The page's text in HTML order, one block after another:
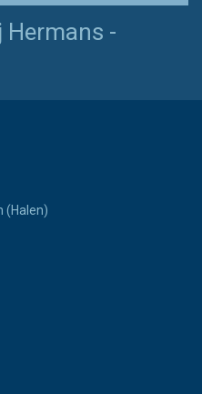
-
(Halen)